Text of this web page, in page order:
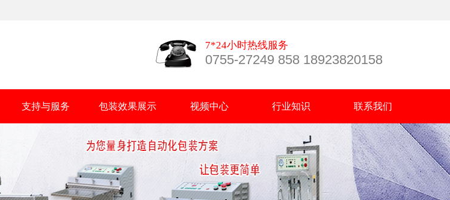
7*24小时热线服务
0755-27249 858 18923820158
支持与服务 包装效果展示 视频中心 行业知识 联系我们